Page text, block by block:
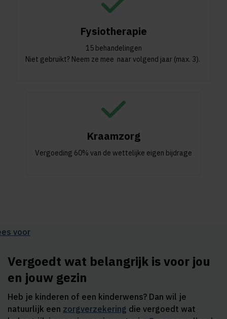
Fysiotherapie
15 behandelingen
Niet gebruikt? Neem ze mee naar volgend jaar (max. 3).
Kraamzorg
Vergoeding 60% van de wettelijke eigen bijdrage
voor
Vergoedt wat belangrijk is voor jou
en jouw gezin
Heb je kinderen of een kinderwens? Dan wil je
natuurlijk een zorgverzekering die vergoedt wat